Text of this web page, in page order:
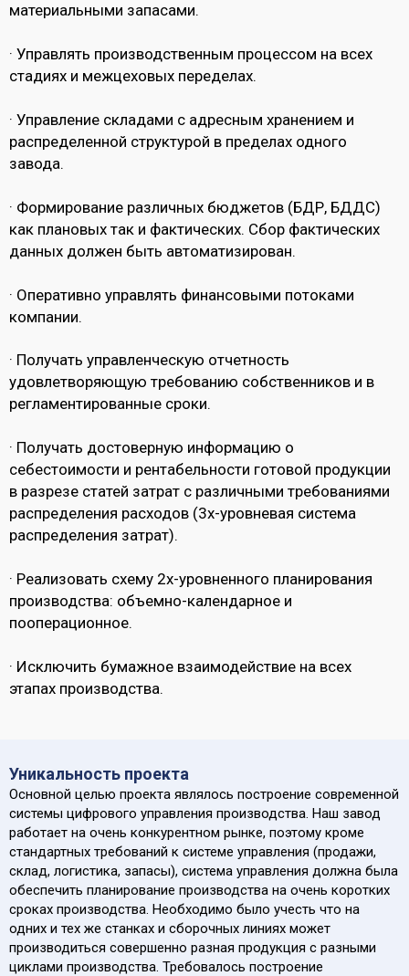
материальными запасами.
· Управлять производственным процессом на всех
стадиях и межцеховых переделах.
· Управление складами с адресным хранением и
распределенной структурой в пределах одного
завода.
· Формирование различных бюджетов (БДР, БДДС)
как плановых так и фактических. Сбор фактических
данных должен быть автоматизирован.
· Оперативно управлять финансовыми потоками
компании.
· Получать управленческую отчетность
удовлетворяющую требованию собственников и в
регламентированные сроки.
· Получать достоверную информацию о
себестоимости и рентабельности готовой продукции
в разрезе статей затрат с различными требованиями
распределения расходов (3х-уровневая система
распределения затрат).
· Реализовать схему 2х-уровненного планирования
производства: объемно-календарное и
пооперационное.
· Исключить бумажное взаимодействие на всех
этапах производства.
Уникальность проекта
Основной целью проекта являлось построение современной
системы цифрового управления производства. Наш завод
работает на очень конкурентном рынке, поэтому кроме
стандартных требований к системе управления (продажи,
склад, логистика, запасы), система управления должна была
обеспечить планирование производства на очень коротких
сроках производства. Необходимо было учесть что на
одних и тех же станках и сборочных линиях может
производиться совершенно разная продукция с разными
циклами производства. Требовалось построение